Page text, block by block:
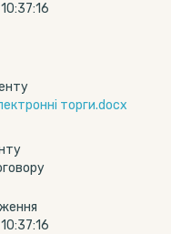
торги.docx